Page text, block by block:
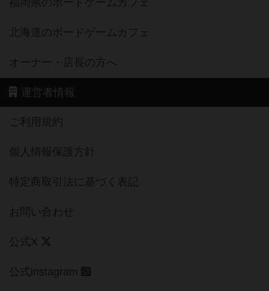
北海道のボードゲームカフェ
オーナー・店長の方へ
運営者情報
ご利用規約
個人情報保護方針
特定商取引法に基づく表記
お問い合わせ
公式X
公式instagram